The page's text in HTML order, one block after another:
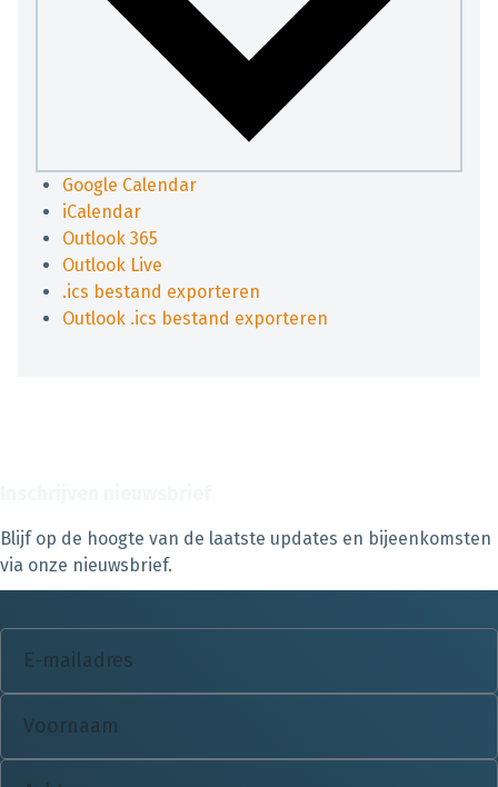
Google Calendar
iCalendar
Outlook 365
Outlook Live
.ics bestand exporteren
Outlook .ics bestand exporteren
Blijf op de hoogte van de laatste updates en bijeenkomsten
via onze nieuwsbrief.